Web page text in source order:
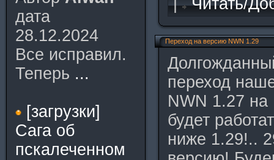
дата
28.12.2024
Все исправил.
Теперь ...
[загрузки]
Сага об
пскалеченном
| Читать/
Переход на версию NWN 1.29
переход
NWN 1.27
будет
ниже 1.29!..